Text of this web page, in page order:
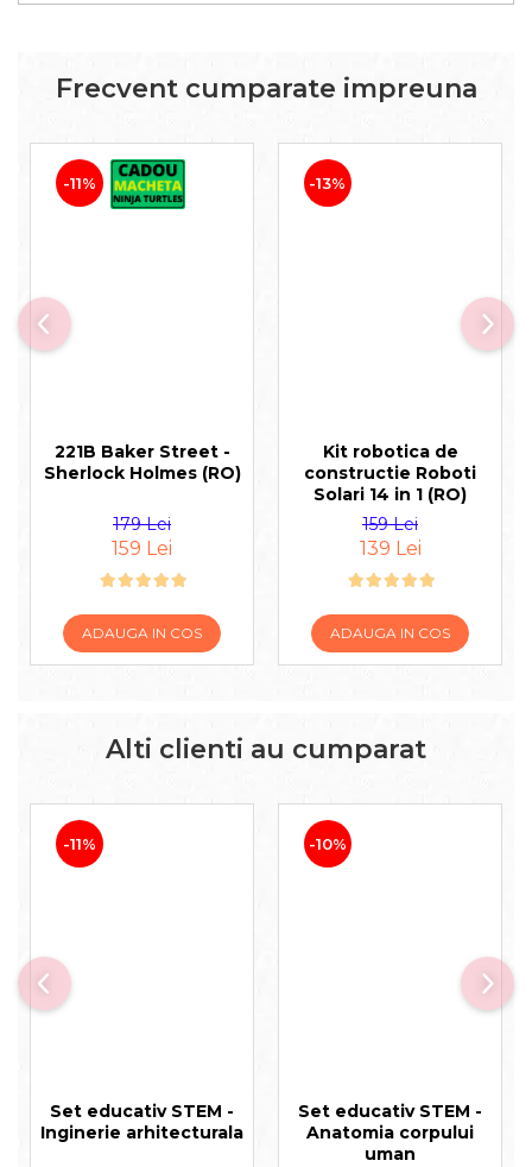
Frecvent cumparate impreuna
-11%
221B Baker Street -
Sherlock Holmes (RO)
179 Lei
159 Lei
ADAUGA IN COS
-13%
Kit robotica de
constructie Roboti
Solari 14 in 1 (RO)
159 Lei
139 Lei
ADAUGA IN COS
Alti clienti au cumparat
-11%
Set educativ STEM -
Inginerie arhitecturala
-10%
Set educativ STEM -
Anatomia corpului
uman